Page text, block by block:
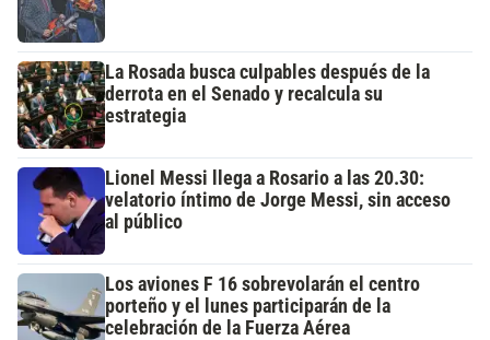
La Rosada busca culpables después de la
derrota en el Senado y recalcula su
estrategia
Lionel Messi llega a Rosario a las 20.30:
velatorio íntimo de Jorge Messi, sin acceso
al público
Los aviones F 16 sobrevolarán el centro
porteño y el lunes participarán de la
celebración de la Fuerza Aérea